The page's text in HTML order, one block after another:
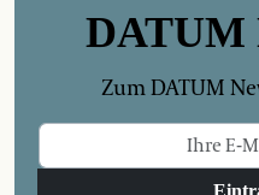
DATUM
Zum DATUM